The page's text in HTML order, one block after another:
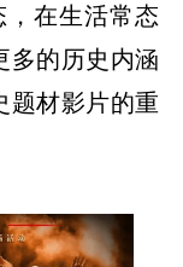
在生活常态
多的历史内涵
题材影片的重